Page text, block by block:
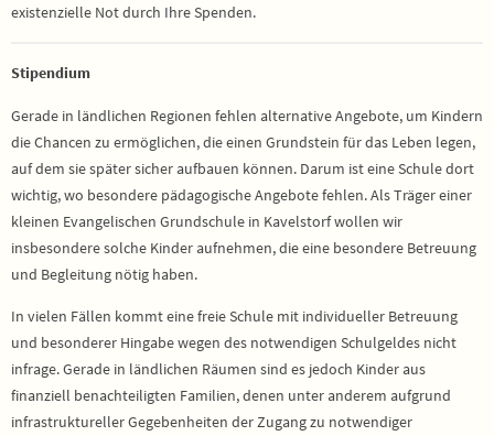
existenzielle Not durch Ihre Spenden.
Stipendium
Gerade in ländlichen Regionen fehlen alternative Angebote, um Kindern
die Chancen zu ermöglichen, die einen Grundstein für das Leben legen,
auf dem sie später sicher aufbauen können. Darum ist eine Schule dort
wichtig, wo besondere pädagogische Angebote fehlen. Als Träger einer
kleinen Evangelischen Grundschule in Kavelstorf wollen wir
insbesondere solche Kinder aufnehmen, die eine besondere Betreuung
und Begleitung nötig haben.
In vielen Fällen kommt eine freie Schule mit individueller Betreuung
und besonderer Hingabe wegen des notwendigen Schulgeldes nicht
infrage. Gerade in ländlichen Räumen sind es jedoch Kinder aus
finanziell benachteiligten Familien, denen unter anderem aufgrund
infrastruktureller Gegebenheiten der Zugang zu notwendiger